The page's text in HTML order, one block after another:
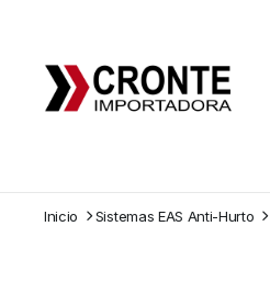
Inicio Sistemas EAS Anti-Hurto